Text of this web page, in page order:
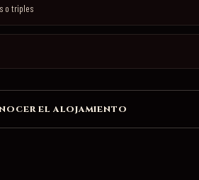
o triples
EL ALOJAMIENTO